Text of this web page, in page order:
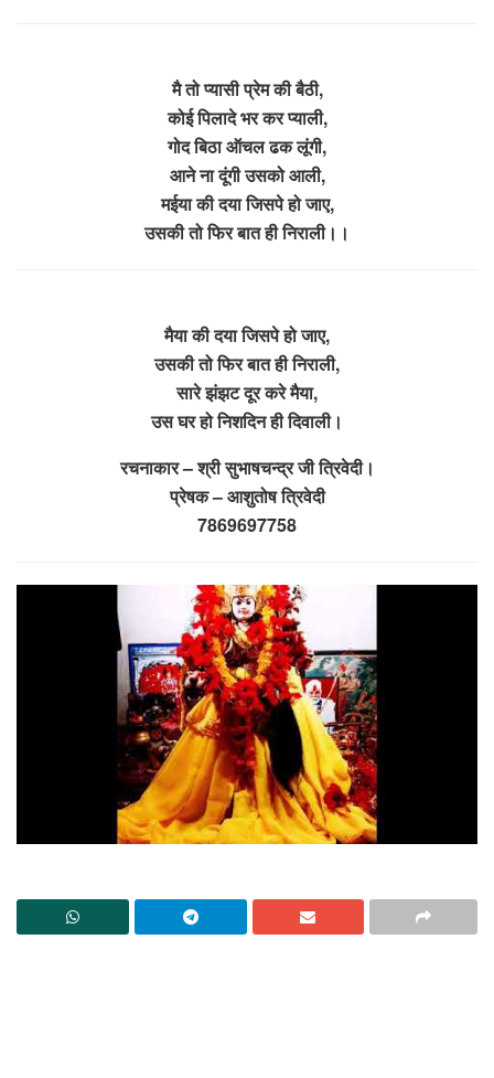
मै तो प्यासी प्रेम की बैठी,
कोई पिलादे भर कर प्याली,
गोद बिठा ऑचल ढक लूंगी,
आने ना दूंगी उसको आली,
मईया की दया जिसपे हो जाए,
उसकी तो फिर बात ही निराली।।
मैया की दया जिसपे हो जाए,
उसकी तो फिर बात ही निराली,
सारे झंझट दूर करे मैया,
उस घर हो निशदिन ही दिवाली।
रचनाकार – श्री सुभाषचन्द्र जी त्रिवेदी।
प्रेषक – आशुतोष त्रिवेदी
7869697758